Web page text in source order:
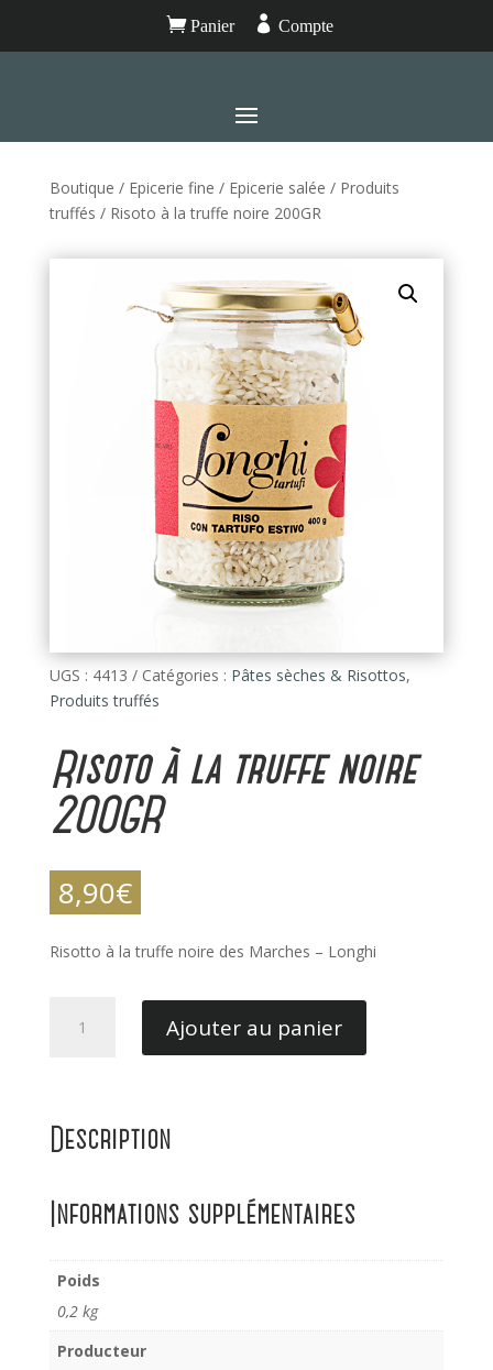
Panier  Compte
Boutique / Epicerie fine / Epicerie salée / Produits
truffés / Risoto à la truffe noire 200GR
UGS : 4413 Catégories : Pâtes sèches & Risottos,
Produits truffés
Risoto à la truffe noire
200GR
8,90€
Risotto à la truffe noire des Marches – Longhi
truffe
Ajouter au panier
Description
Informations supplémentaires
Poids
0,2 kg
Producteur